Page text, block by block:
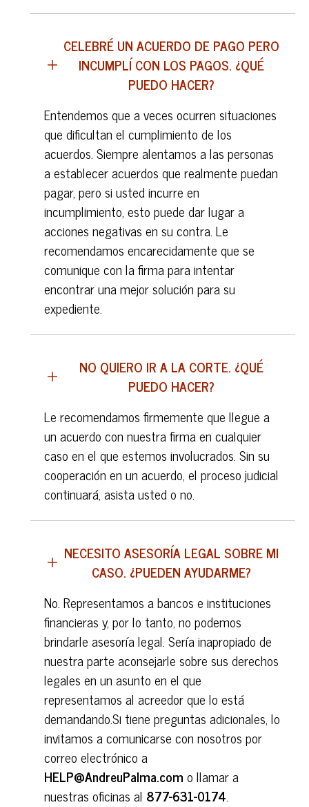
CELEBRÉ UN ACUERDO DE PAGO PERO
INCUMPLÍ CON LOS PAGOS. ¿QUÉ
PUEDO HACER?
Entendemos que a veces ocurren situaciones
que dificultan el cumplimiento de los
acuerdos. Siempre alentamos a las personas
a establecer acuerdos que realmente puedan
pagar, pero si usted incurre en
incumplimiento, esto puede dar lugar a
acciones negativas en su contra. Le
recomendamos encarecidamente que se
comunique con la firma para intentar
encontrar una mejor solución para su
expediente.
NO QUIERO IR A LA CORTE. ¿QUÉ
PUEDO HACER?
Le recomendamos firmemente que llegue a
un acuerdo con nuestra firma en cualquier
caso en el que estemos involucrados. Sin su
cooperación en un acuerdo, el proceso judicial
continuará, asista usted o no.
NECESITO ASESORÍA LEGAL SOBRE MI
CASO. ¿PUEDEN AYUDARME?
No. Representamos a bancos e instituciones
financieras y, por lo tanto, no podemos
brindarle asesoría legal. Sería inapropiado de
nuestra parte aconsejarle sobre sus derechos
legales en un asunto en el que
representamos al acreedor que lo está
demandando.Si tiene preguntas adicionales, lo
invitamos a comunicarse con nosotros por
correo electrónico a
HELP@AndreuPalma.como llamar a
nuestras oficinas al 877-631-0174.